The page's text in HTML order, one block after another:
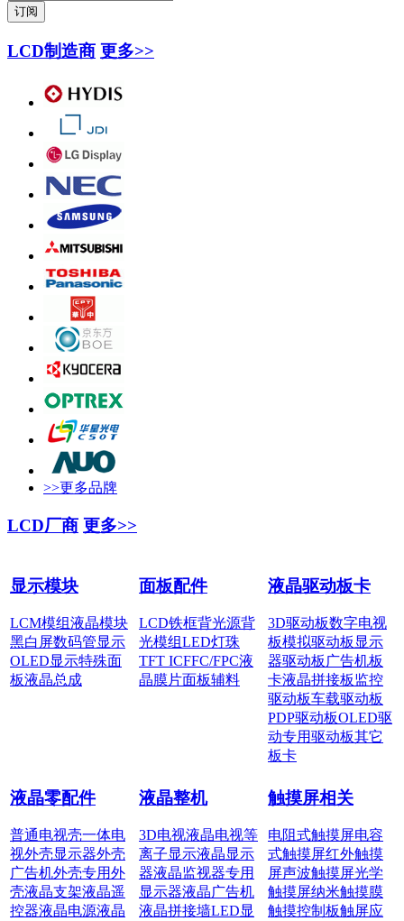
LCD制造商 更多>>
>>更多品牌
LCD厂商 更多>>
显示模块
LCM模组液晶模块
黑白屏数码管显示
OLED显示特殊面
板液晶总成
面板配件
LCD铁框背光源背
光模组LED灯珠
TFT ICFFC/FPC液
晶膜片面板辅料
液晶驱动板卡
3D驱动板数字电视
板模拟驱动板 显示
器驱动板广告机板
卡液晶拼接板监控
驱动板车载驱动板
PDP驱动板OLED驱
动专用驱动板其它
板卡
液晶零配件
普通电视壳一体电
视外壳显示器外壳
广告机外壳专用外
壳液晶支架液晶遥
控器液晶电源液晶
液晶整机
3D电视液晶电视等
离子显示液晶显示
器液晶监视器专用
显示器液晶广告机
液晶拼接墙LED显
触摸屏相关
电阻式触摸屏电容
式触摸屏红外触摸
屏声波触摸屏光学
触摸屏纳米触摸膜
触摸控制板触屏应